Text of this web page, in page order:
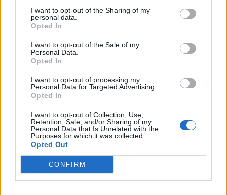
I want to opt-out of the Sharing of my
personal data.
Opted In
I want to opt-out of the Sale of my
Personal Data.
Opted In
I want to opt-out of processing my
Personal Data for Targeted Advertising.
Opted In
I want to opt-out of Collection, Use,
Retention, Sale, and/or Sharing of my
Personal Data that Is Unrelated with the
Purposes for which it was collected.
Opted Out
CONFIRM
Edellinen artikkeli
Pelicans-faneilta upea ele
odotti upea vastaanotto
Seuraava artikkeli
Puustinen ja Veli-Matti
LIITTYVÄT ARTIKKELIT
Leijonat julkisti ketjut Sveitsi-peliin –
Aleksander Barkov tekee paluun